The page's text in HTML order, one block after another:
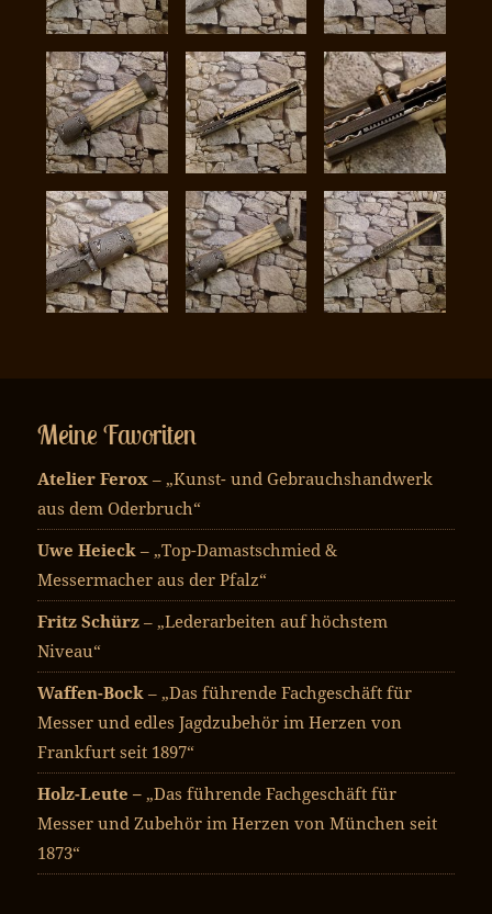
Meine Favoriten
Atelier Ferox– „Kunst- und Gebrauchshandwerk
aus dem Oderbruch“
Uwe Heieck – „Top-Damastschmied &
Messermacher aus der Pfalz“
Fritz Schürz– „Lederarbeiten auf höchstem
Niveau“
Waffen-Bock – „Das führende Fachgeschäft für
Messer und edles Jagdzubehör im Herzen von
Frankfurt seit 1897“
Holz-Leute –„Das führende Fachgeschäft für
Messer und Zubehör im Herzen von München seit
1873“